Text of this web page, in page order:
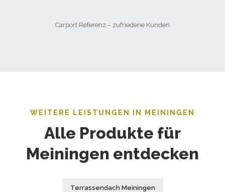
Carport Referenz – zufriedene Kunden
WEITERE LEISTUNGEN IN MEININGEN
Alle Produkte für
Meiningen entdecken
Terrassendach Meiningen